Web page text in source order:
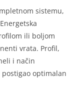
sistemu,
ili boljom
vrata. Profil,
i način
optimalan